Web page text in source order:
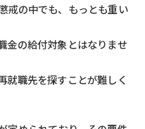
戒の中でも、もっとも重い
金の給付対象とはなりませ
就職先を探すことが難しく